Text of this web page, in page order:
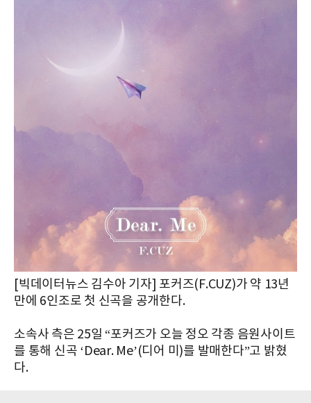
[빅데이터뉴스 김수아 기자] 포커즈(F.CUZ)가 약 13년
만에 6인조로 첫 신곡을 공개한다.
소속사 측은 25일 “포커즈가 오늘 정오 각종 음원사이트
를 통해 신곡 ‘Dear. Me’(디어 미)를 발매한다”고 밝혔
다.